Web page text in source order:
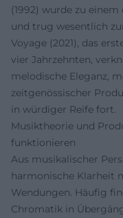
(1992) wurde zu
und trug wesentlich
Voyage (2021), das
vier Jahrzehnten,
melodische Eleganz,
zeitgenössischer
in würdiger Reife fort.
Musiktheorie und
funktionieren
Aus musikalischer
harmonische Klarheit
Wendungen. Häufig
Chromatik in